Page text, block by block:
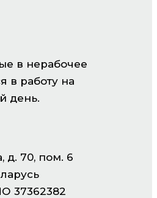
в нерабочее
в работу на
день.
д. 70, пом. 6
37362382